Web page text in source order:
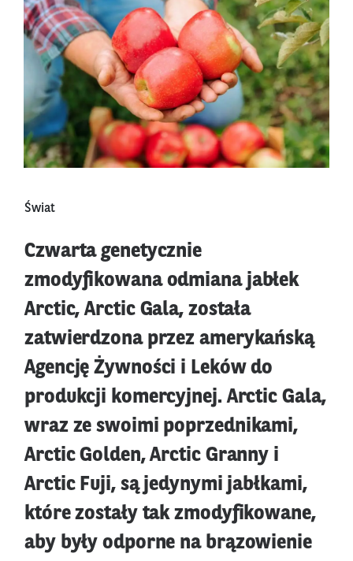
Świat
Czwarta genetycznie
zmodyfikowana odmiana jabłek
Arctic, Arctic Gala, została
zatwierdzona przez amerykańską
Agencję Żywności i Leków do
produkcji komercyjnej. Arctic Gala,
wraz ze swoimi poprzednikami,
Arctic Golden, Arctic Granny i
Arctic Fuji, są jedynymi jabłkami,
które zostały tak zmodyfikowane,
aby były odporne na brązowienie